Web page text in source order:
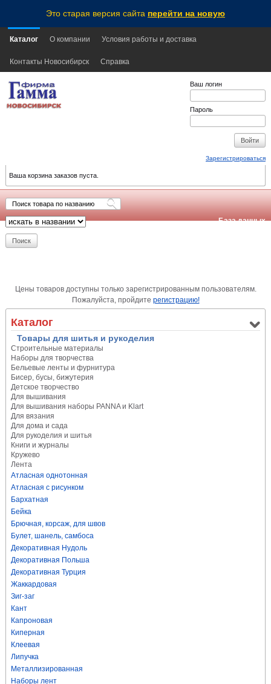
Это старая версия сайта перейти на новую
Каталог О компании Условия работы и доставка
Контакты Новосибирск Справка
Ваш логин
Пароль
Зарегистрироваться
Ваша корзина заказов пуста.
База данных
Цены товаров доступны только зарегистрированным пользователям.
Пожалуйста, пройдите регистрацию!
Каталог
Товары для шитья и рукоделия
Строительные материалы
Наборы для творчества
Бельевые ленты и фурнитура
Бисер, бусы, бижутерия
Детское творчество
Для вышивания
Для вышивания наборы PANNA и Klart
Для вязания
Для дома и сада
Для рукоделия и шитья
Книги и журналы
Кружево
Лента
Атласная однотонная
Атласная с рисунком
Бархатная
Бейка
Брючная, корсаж, для швов
Булет, шанель, самбоса
Декоративная Нудоль
Декоративная Польша
Декоративная Турция
Жаккардовая
Зиг-заг
Кант
Капроновая
Киперная
Клеевая
Липучка
Металлизированная
Наборы лент